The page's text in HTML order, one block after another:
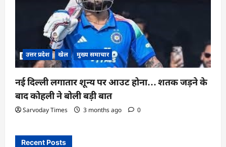
उत्तर प्रदेश खेल मुख्य समाचार
नई दिल्ली लगातार शून्य पर आउट होना… शतक जड़ने के
बाद कोहली ने बोली बड़ी बात
Sarvoday Times 3 months ago 0
Recent Posts